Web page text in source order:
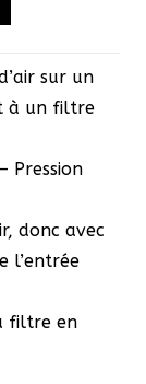
sur un
à un filtre
Pression
donc avec
l’entrée
filtre en